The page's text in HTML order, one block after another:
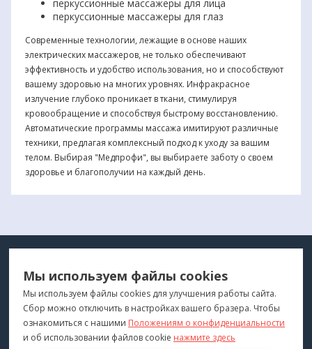
перкуссионные массажеры для лица
перкуссионные массажеры для глаз
Современные технологии, лежащие в основе наших
электрических массажеров, не только обеспечивают
эффективность и удобство использования, но и способствуют
вашему здоровью на многих уровнях. Инфракрасное
излучение глубоко проникает в ткани, стимулируя
кровообращение и способствуя быстрому восстановлению.
Автоматические программы массажа имитируют различные
техники, предлагая комплексный подход к уходу за вашим
телом. Выбирая "Медпрофи", вы выбираете заботу о своем
здоровье и благополучии на каждый день.
ДЛЯ ВАС
"Медтехника для Вас"©2026
ПОКУПАТЕЛЯМ
Каталог
КОНТАКТЫ
г. Владивосток
Мы используем файлы cookies
Мы используем файлы cookies для улучшения работы сайта.
Сбор можно отключить в настройках вашего бразера. Чтобы
ознакомиться с нашими Положениям о конфиденциальности
и об использовании файлов cookie нажмите здесь